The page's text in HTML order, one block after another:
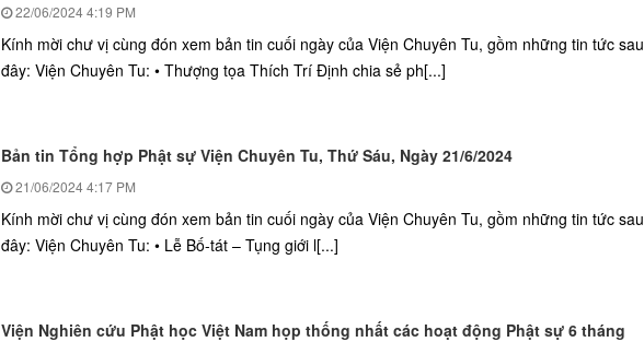
22/06/20244:19 PM
Kính mời chư vị cùng đón xem bản tin cuối ngày của Viện Chuyên Tu, gồm những tin tức sau
đây: Viện Chuyên Tu: • Thượng tọa Thích Trí Định chia sẻ ph[...]
Bản tin Tổng hợp Phật sự Viện Chuyên Tu, Thứ Sáu, Ngày 21/6/2024
21/06/20244:17 PM
Kính mời chư vị cùng đón xem bản tin cuối ngày của Viện Chuyên Tu, gồm những tin tức sau
đây: Viện Chuyên Tu: • Lễ Bố-tát – Tụng giới l[...]
Viện Nghiên cứu Phật học Việt Nam họp thống nhất các hoạt động Phật sự 6 tháng